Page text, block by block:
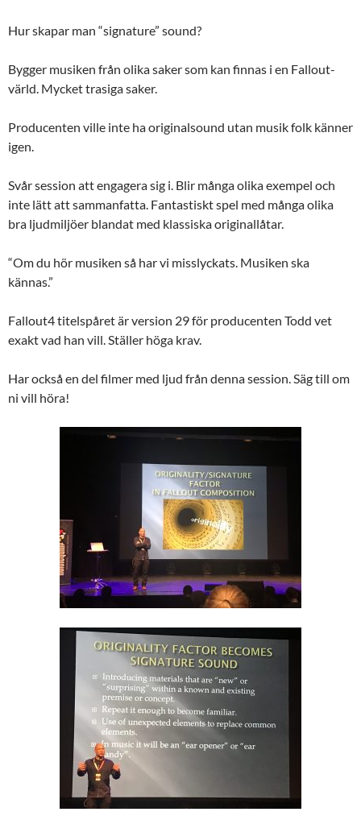
Hur skapar man “signature” sound?
Bygger musiken från olika saker som kan finnas i en Fallout-
värld. Mycket trasiga saker.
Producenten ville inte ha originalsound utan musik folk känner
igen.
Svår session att engagera sig i. Blir många olika exempel och
inte lätt att sammanfatta. Fantastiskt spel med många olika
bra ljudmiljöer blandat med klassiska originallåtar.
“Om du hör musiken så har vi misslyckats. Musiken ska
kännas.”
Fallout4 titelspåret är version 29 för producenten Todd vet
exakt vad han vill. Ställer höga krav.
Har också en del filmer med ljud från denna session. Säg till om
ni vill höra!